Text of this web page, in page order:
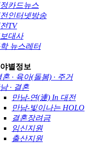
카드뉴스
인터넷방송
TV
대사
뉴스레터
별정보
혼 · 육아(돌봄) · 주거
· 결혼
만남-연(連) In 대전
만남-빛이나는 HOLO
결혼장려금
임신지원
출산지원